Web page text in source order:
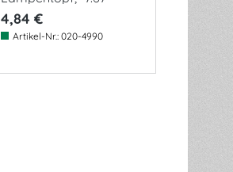
4,84 €
Artikel-Nr.: 020-4990